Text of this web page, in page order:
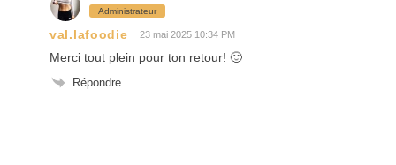
Administrateur
val.lafoodie 23 mai 2025 10:34 PM
Merci tout plein pour ton retour! 🙂
Répondre